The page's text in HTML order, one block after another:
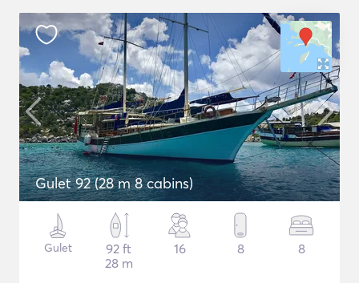
Gulet 92 (28 m 8 cabins)
Gulet
92 ft
28 m
16 8 8